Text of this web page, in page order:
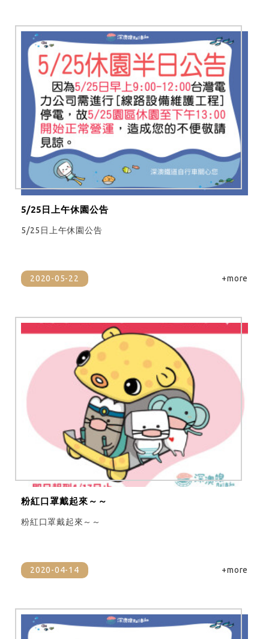
5/25日上午休園公告
5/25日上午休園公告
2020-05-22 +more
粉紅口罩戴起來～～
粉紅口罩戴起來～～
2020-04-14 +more